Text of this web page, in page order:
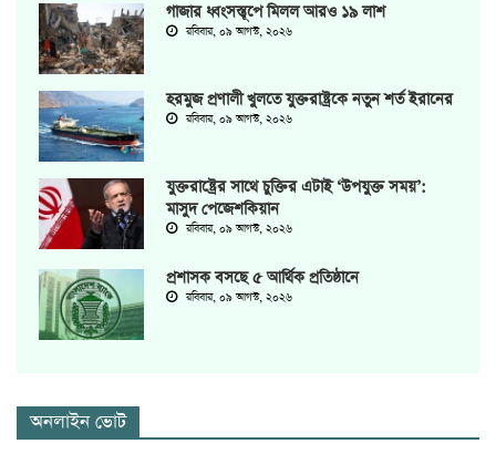
গাজার ধ্বংসস্তূপে মিলল আরও ১৯ লাশ
রবিবার, ০৯ আগস্ট, ২০২৬
হরমুজ প্রণালী খুলতে যুক্তরাষ্ট্রকে নতুন শর্ত ইরানের
রবিবার, ০৯ আগস্ট, ২০২৬
যুক্তরাষ্ট্রের সাথে চুক্তির এটাই ‘উপযুক্ত সময়’:
মাসুদ পেজেশকিয়ান
রবিবার, ০৯ আগস্ট, ২০২৬
প্রশাসক বসছে ৫ আর্থিক প্রতিষ্ঠানে
রবিবার, ০৯ আগস্ট, ২০২৬
অনলাইন ভোট